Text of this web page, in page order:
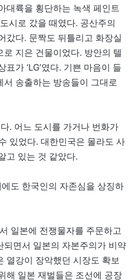
대륙을 횡단하는 녹색 페인트
시로 갔을 때였다. 공산주의
갔다. 문짝도 뒤틀리고 화장실
지은 건물이었다. 방안의 텔
가 ‘LG’였다. 기쁜 마음이 들
송출하는 방송들이 그대로
. 어느 도시를 가거나 번화가
수 있었다. 대한민국은 몰라도 사
고 있는 것 같았다.
도 한국인의 자존심을 상징하
일본에 전쟁물자를 주문하고
면서 일본의 자본주의가 비약
열강이 장악했던 시장도 확보
해 일본 재벌들은 조선에 공장